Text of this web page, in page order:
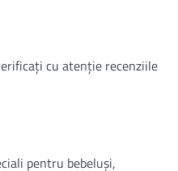
cu atenție recenziile
pentru bebeluși,